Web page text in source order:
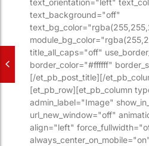
text_background="off"
title_all_caps="off"
border_color="#ffffff"
[/et_pb_post_title][/
[et_pb_row][et_pb_column
admin_label="Image"
url_new_window="off"
align="left"
always_center_on_mobile="on"